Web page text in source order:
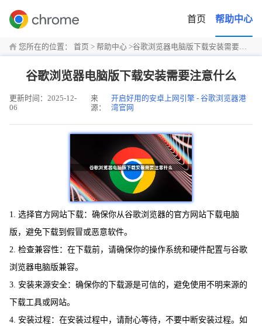
首页 帮助中心
您所在的位置： 首页 > 帮助中心 >谷歌浏览器电脑版下载安装需要注意什么
谷歌浏览器电脑版下载安装需要注意什么
更新时间：2025-12-
06
来
源：
开启好用的安卓上网引擎 - 谷歌浏览器港
湾官网
1. 选择官方网站下载：确保你从谷歌浏览器的官方网站下载电脑
版，避免下载到假冒或恶意软件。
2. 检查兼容性：在下载前，请确保你的操作系统和硬件配置与谷歌
浏览器电脑版兼容。
3. 安装来源安全：确保你的下载源是可信的，避免使用不明来源的
下载工具或网站。
4. 安装过程：在安装过程中，请耐心等待，不要中断安装过程。如